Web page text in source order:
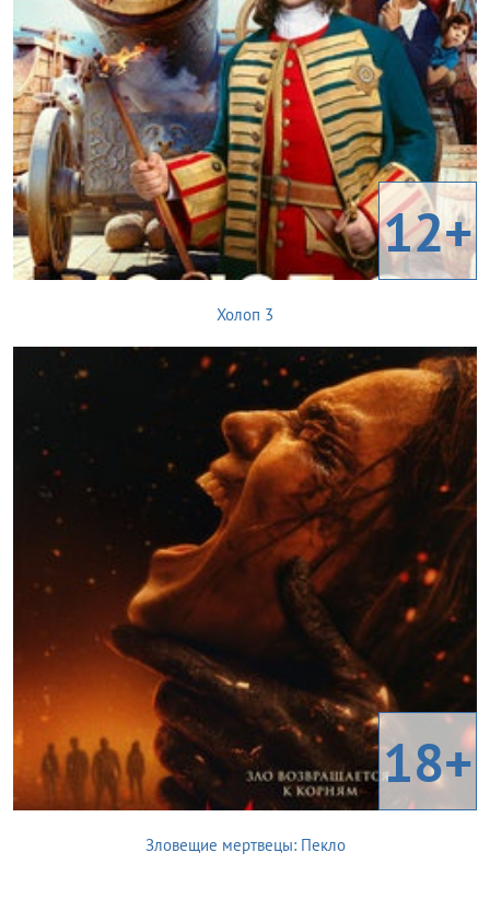
12+
Холоп 3
18+
Зловещие мертвецы: Пекло